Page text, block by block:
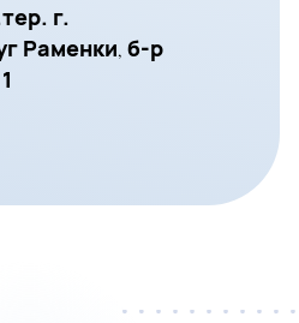
г.
Раменки, б-р